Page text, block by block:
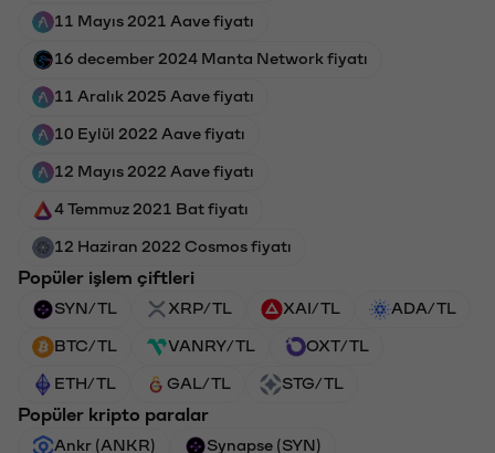
11 Mayıs 2021 Aave fiyatı
16 december 2024 Manta Network fiyatı
11 Aralık 2025 Aave fiyatı
10 Eylül 2022 Aave fiyatı
12 Mayıs 2022 Aave fiyatı
4 Temmuz 2021 Bat fiyatı
12 Haziran 2022 Cosmos fiyatı
Popüler işlem çiftleri
SYN/TL XRP/TL XAI/TL ADA/TL
BTC/TL VANRY/TL OXT/TL
ETH/TL GAL/TL STG/TL
Popüler kripto paralar
Ankr (ANKR) Synapse (SYN)